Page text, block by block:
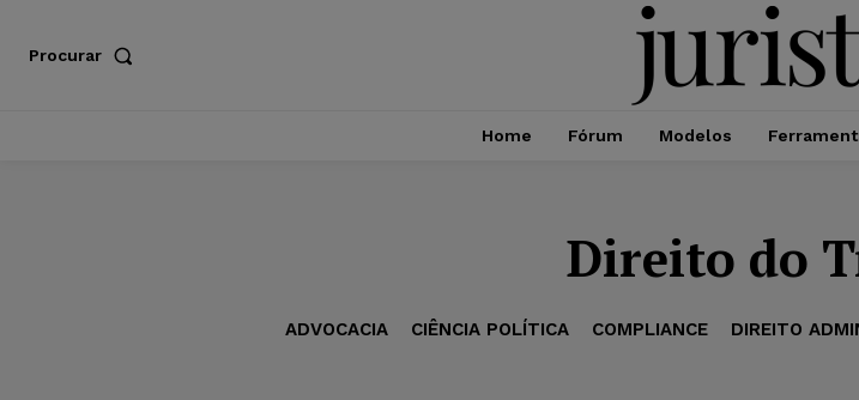
Procurar
Home Fórum Modelos
Direito do
ADVOCACIA CIÊNCIA POLÍTICA COMPLIANCE DIREITO